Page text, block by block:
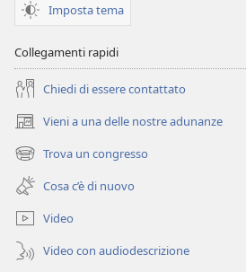
Imposta tema
Collegamenti rapidi
Chiedi di essere contattato
Vieni a una delle nostre adunanze
(apre
una
nuova
finestra)
Trova un congresso
(apre
una
nuova
finestra)
Cosa c’è di nuovo
Video
Video con audiodescrizione